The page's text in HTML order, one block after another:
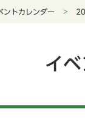
ントカレンダー
イ